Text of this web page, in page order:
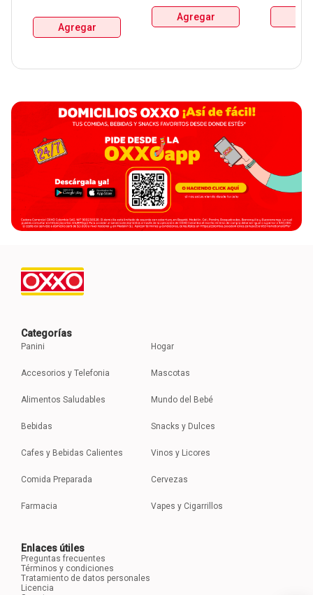
Agregar
Agregar
Categorías
Panini
Accesorios y Telefonia
Alimentos Saludables
Bebidas
Cafes y Bebidas Calientes
Comida Preparada
Farmacia
Hogar
Mascotas
Mundo del Bebé
Snacks y Dulces
Vinos y Licores
Cervezas
Vapes y Cigarrillos
Enlaces útiles
Preguntas frecuentes
Términos y condiciones
Tratamiento de datos personales
Licencia